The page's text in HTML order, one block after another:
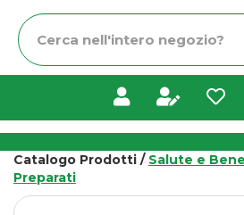
Cerca
Prodotto
Catalogo Prodotti / Salute e
Preparati